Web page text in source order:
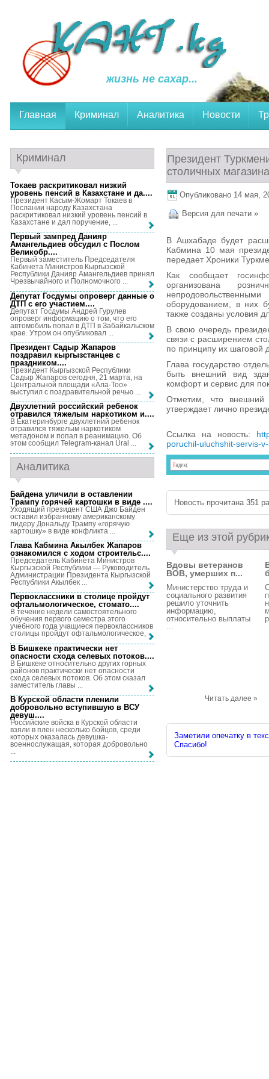
жизнь не сахар...
Главная Криминал Аналитика Новости
Президент
столичных
Опубликовано 14 мая,
Версия для печати »
В Ашхабаде будет
Кабмина 10 мая
передает Хроники
Как сообщает
организована
оборудованием, в них
также созданы условия
В свою очередь
связи с расширением
по принципу их шаговой
Глава государство
быть внешний вид
комфорт и сервис для
Отметим, что внешний
утверждает лично
Ссылка на новость:
poruchil-uluchshit-servis-
Новость прочитана 351
Еще из этой
Вдовы ветеранов
ВОВ, умерших п...
Министерство труда и
социального развития
решило уточнить
информацию,
относительно выплаты
...
Читать далее »
Заметили опечатку в
Спасибо!
Криминал
Токаев раскритиковал низкий
уровень пенсий в Казахстане и да....
Президент Касым-Жомарт Токаев в
Послании народу Казахстана
раскритиковал низкий уровень пенсий в
Казахстане и дал поручение, ...
Первый зампред Данияр
Амангельдиев обсудил с Послом
Великобр....
Первый заместитель Председателя
Кабинета Министров Кыргызской
Республики Данияр Амангельдиев принял
Чрезвычайного и Полномочного ...
Депутат Госдумы опроверг данные о
ДТП с его участием....
Депутат Госдумы Андрей Гурулев
опроверг информацию о том, что его
автомобиль попал в ДТП в Забайкальском
крае. Утром он опубликовал ...
Президент Садыр Жапаров
поздравил кыргызстанцев с
праздником....
Президент Кыргызской Республики
Садыр Жапаров сегодня, 21 марта, на
Центральной площади «Ала-Тоо»
выступил с поздравительной речью ...
Двухлетний российский ребенок
отравился тяжелым наркотиком и....
В Екатеринбурге двухлетний ребенок
отравился тяжелым наркотиком
метадоном и попал в реанимацию. Об
этом сообщил Telegram-канал Ural ...
Аналитика
Байдена уличили в оставлении
Трампу горячей картошки в виде ....
Уходящий президент США Джо Байден
оставил избранному американскому
лидеру Дональду Трампу «горячую
картошку» в виде конфликта ...
Глава Кабмина Акылбек Жапаров
ознакомился с ходом строительс....
Председатель Кабинета Министров
Кыргызской Республики — Руководитель
Администрации Президента Кыргызской
Республики Акылбек ...
Первоклассники в столице пройдут
офтальмологическое, стомато....
В течение недели самостоятельного
обучения первого семестра этого
учебного года учащиеся первоклассников
столицы пройдут офтальмологическое, ...
В Бишкеке практически нет
опасности схода селевых потоков....
В Бишкеке относительно других горных
районов практически нет опасности
схода селевых потоков. Об этом сказал
заместитель главы ...
В Курской области пленили
добровольно вступившую в ВСУ
девуш....
Российские войска в Курской области
взяли в плен несколько бойцов, среди
которых оказалась девушка-
военнослужащая, которая добровольно
...